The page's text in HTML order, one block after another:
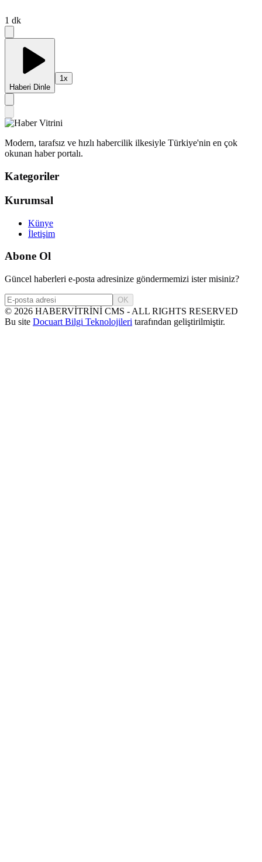
1 dk
Haberi Dinle
1x
Modern, tarafsız ve hızlı habercilik ilkesiyle Türkiye'nin en çok
okunan haber portalı.
Kategoriler
Kurumsal
Künye
İletişim
Abone Ol
Güncel haberleri e-posta adresinize göndermemizi ister misiniz?
OK
© 2026 HABERVİTRİNİ CMS - ALL RIGHTS RESERVED
Bu site Docuart Bilgi Teknolojileri tarafından geliştirilmiştir.